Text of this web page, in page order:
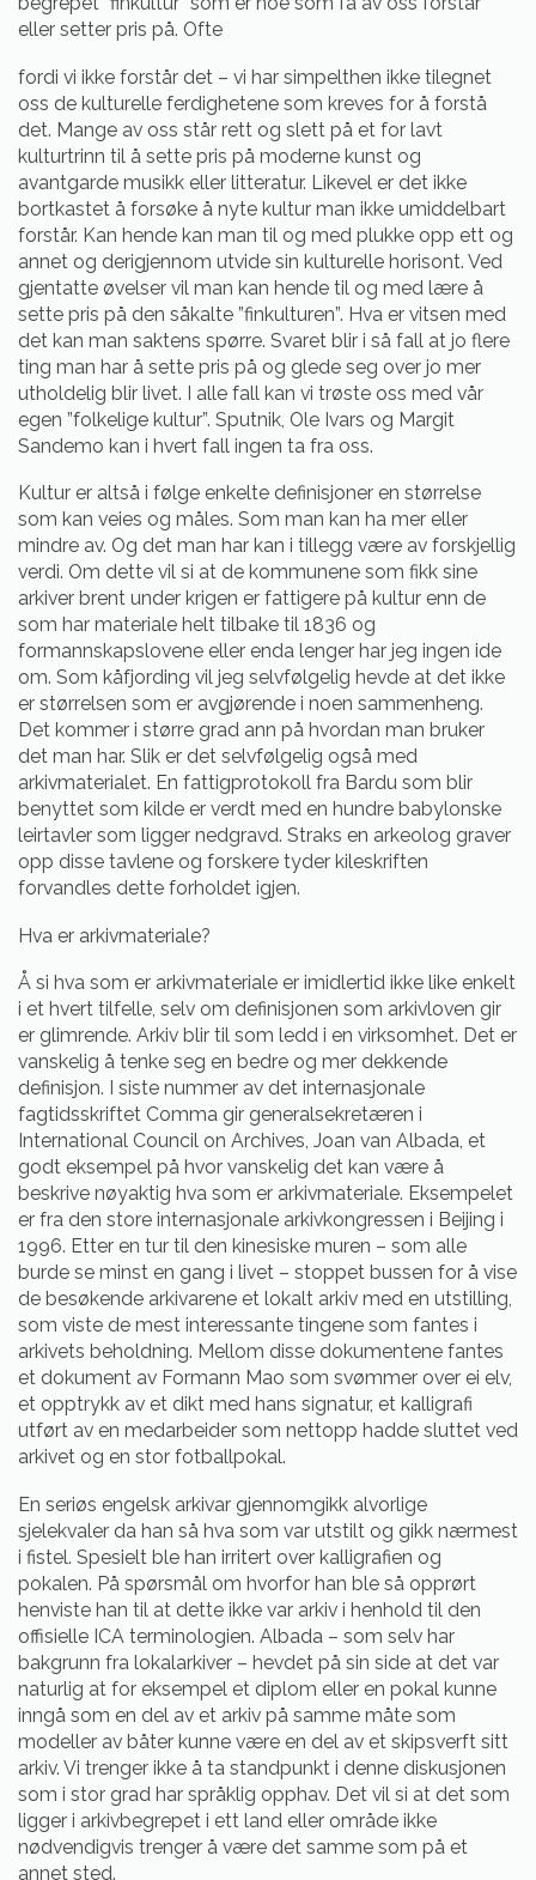
eller setter pris på. Ofte
fordi vi ikke forstår det – vi har simpelthen ikke tilegnet
oss de kulturelle ferdighetene som kreves for å forstå
det. Mange av oss står rett og slett på et for lavt
kulturtrinn til å sette pris på moderne kunst og
avantgarde musikk eller litteratur. Likevel er det ikke
bortkastet å forsøke å nyte kultur man ikke umiddelbart
forstår. Kan hende kan man til og med plukke opp ett og
annet og derigjennom utvide sin kulturelle horisont. Ved
gjentatte øvelser vil man kan hende til og med lære å
sette pris på den såkalte ”finkulturen”. Hva er vitsen med
det kan man saktens spørre. Svaret blir i så fall at jo flere
ting man har å sette pris på og glede seg over jo mer
utholdelig blir livet. I alle fall kan vi trøste oss med vår
egen ”folkelige kultur”. Sputnik, Ole Ivars og Margit
Sandemo kan i hvert fall ingen ta fra oss.
Kultur er altså i følge enkelte definisjoner en størrelse
som kan veies og måles. Som man kan ha mer eller
mindre av. Og det man har kan i tillegg være av forskjellig
verdi. Om dette vil si at de kommunene som fikk sine
arkiver brent under krigen er fattigere på kultur enn de
som har materiale helt tilbake til 1836 og
formannskapslovene eller enda lenger har jeg ingen ide
om. Som kåfjording vil jeg selvfølgelig hevde at det ikke
er størrelsen som er avgjørende i noen sammenheng.
Det kommer i større grad ann på hvordan man bruker
det man har. Slik er det selvfølgelig også med
arkivmaterialet. En fattigprotokoll fra Bardu som blir
benyttet som kilde er verdt med en hundre babylonske
leirtavler som ligger nedgravd. Straks en arkeolog graver
opp disse tavlene og forskere tyder kileskriften
forvandles dette forholdet igjen.
Hva er arkivmateriale?
Å si hva som er arkivmateriale er imidlertid ikke like enkelt
i et hvert tilfelle, selv om definisjonen som arkivloven gir
er glimrende. Arkiv blir til som ledd i en virksomhet. Det er
vanskelig å tenke seg en bedre og mer dekkende
definisjon. I siste nummer av det internasjonale
fagtidsskriftet Comma gir generalsekretæren i
International Council on Archives, Joan van Albada, et
godt eksempel på hvor vanskelig det kan være å
beskrive nøyaktig hva som er arkivmateriale. Eksempelet
er fra den store internasjonale arkivkongressen i Beijing i
1996. Etter en tur til den kinesiske muren – som alle
burde se minst en gang i livet – stoppet bussen for å vise
de besøkende arkivarene et lokalt arkiv med en utstilling,
som viste de mest interessante tingene som fantes i
arkivets beholdning. Mellom disse dokumentene fantes
et dokument av Formann Mao som svømmer over ei elv,
et opptrykk av et dikt med hans signatur, et kalligrafi
utført av en medarbeider som nettopp hadde sluttet ved
arkivet og en stor fotballpokal.
En seriøs engelsk arkivar gjennomgikk alvorlige
sjelekvaler da han så hva som var utstilt og gikk nærmest
i fistel. Spesielt ble han irritert over kalligrafien og
pokalen. På spørsmål om hvorfor han ble så opprørt
henviste han til at dette ikke var arkiv i henhold til den
offisielle ICA terminologien. Albada – som selv har
bakgrunn fra lokalarkiver – hevdet på sin side at det var
naturlig at for eksempel et diplom eller en pokal kunne
inngå som en del av et arkiv på samme måte som
modeller av båter kunne være en del av et skipsverft sitt
arkiv. Vi trenger ikke å ta standpunkt i denne diskusjonen
som i stor grad har språklig opphav. Det vil si at det som
ligger i arkivbegrepet i ett land eller område ikke
nødvendigvis trenger å være det samme som på et
annet sted.